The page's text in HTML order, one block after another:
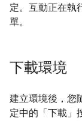
定。互動正在執
單。
下載環境
建立環境後，您
定中的「下載」